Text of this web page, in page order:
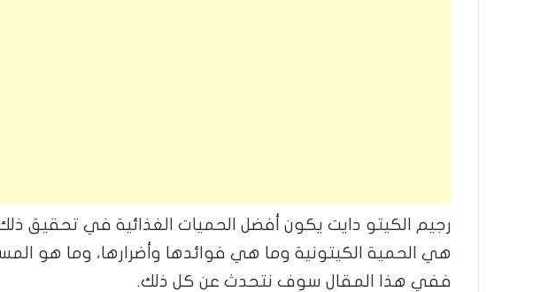
رجيم الكيتو دايت يكون أفضل الحميات الغذائية في تحقيق
هي الحمية الكيتونية وما هي فوائدها وأضرارها، وما هو
ففي هذا المقال سوف نتحدث عن كل ذلك.